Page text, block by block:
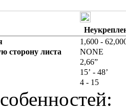
1,600 -
сторону листа
NONE
2,66”
15’ - 48’
4 - 15